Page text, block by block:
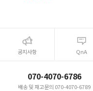
공지사항 QnA
070-4070-6786
배송 및 재고문의 070-4070-6789